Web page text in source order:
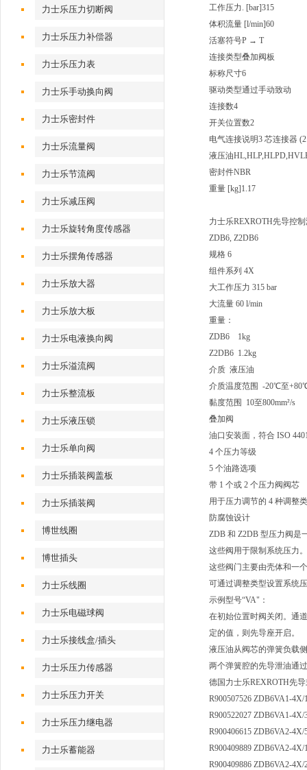
力士乐压力切断阀
力士乐压力补偿器
力士乐压力表
力士乐手动换向阀
力士乐密封件
力士乐流量阀
力士乐节流阀
力士乐减压阀
力士乐旋转角度传感器
力士乐摆角传感器
力士乐放大器
力士乐放大板
力士乐电液换向阀
力士乐溢流阀
力士乐整流板
力士乐液压锁
力士乐单向阀
力士乐插装阀盖板
力士乐插装阀
博世线圈
博世插头
力士乐线圈
力士乐电磁球阀
力士乐接线盒/插头
力士乐压力传感器
力士乐压力开关
力士乐压力继电器
力士乐蓄能器
工作压力. [bar]315
体积流量 [l/min]60
活塞符号P → T
连接类型叠加阀板
标称尺寸6
驱动类型通过手动致动
连接数4
开关位置数2
电气连接说明3 芯连接器
液压油
密封件NBR
重量 [kg]1.17
力士乐REXROTH先导控
ZDB6, Z2DB6
规格 6
组件系列 4X
大工作压力 315 bar
大流量 60 l/min
重量：
ZDB6 1kg
Z2DB6 1.2kg
介质 液压油
介质温度范围 -20℃至
黏度范围 10至800mm²/s
叠加阀
油口安装面，符合 ISO
4 个压力等级
5 个油路选项
带 1 个或 2 个压力阀阀芯
用于压力调节的 4 种调整
防腐蚀设计
ZDB 和 Z2DB 型压力阀是
这些阀用于限制系统压力。
这些阀门主要由壳体和一
可通过调整类型设置系统
示例型号“VA"：
在初始位置时阀关闭。通
定的值，则先导座开启。
液压油从阀芯的弹簧负载
两个弹簧腔的先导泄油通
德国力士乐REXROTH先
R900507526 ZDB6VA1-4X/
R900522027 ZDB6VA1-4X/
R900406615 ZDB6VA2-4X/
R900409889 ZDB6VA2-4X/
R900409886 ZDB6VA2-4X/